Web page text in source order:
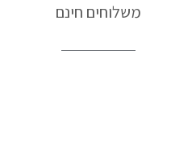
משלוחים חינם